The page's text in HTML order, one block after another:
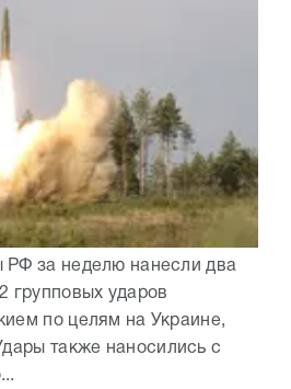
за неделю нанесли два
групповых ударов
по целям на Украине,
также наносились с